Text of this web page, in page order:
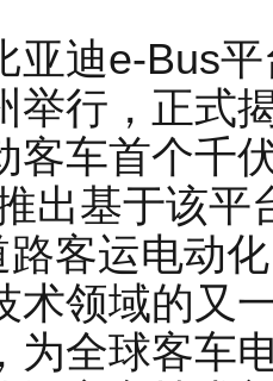
亚迪e-Bus
举行，正式
客车首个千
出基于该
路客运电动
术领域的又
为全球客车